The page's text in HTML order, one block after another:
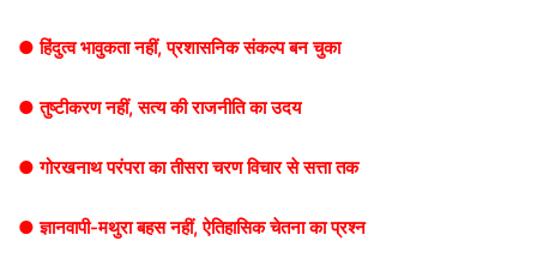
● हिंदुत्व भावुकता नहीं, प्रशासनिक संकल्प बन चुका
● तुष्टीकरण नहीं, सत्य की राजनीति का उदय
● गोरखनाथ परंपरा का तीसरा चरण विचार से सत्ता तक
● ज्ञानवापी-मथुरा बहस नहीं, ऐतिहासिक चेतना का प्रश्न